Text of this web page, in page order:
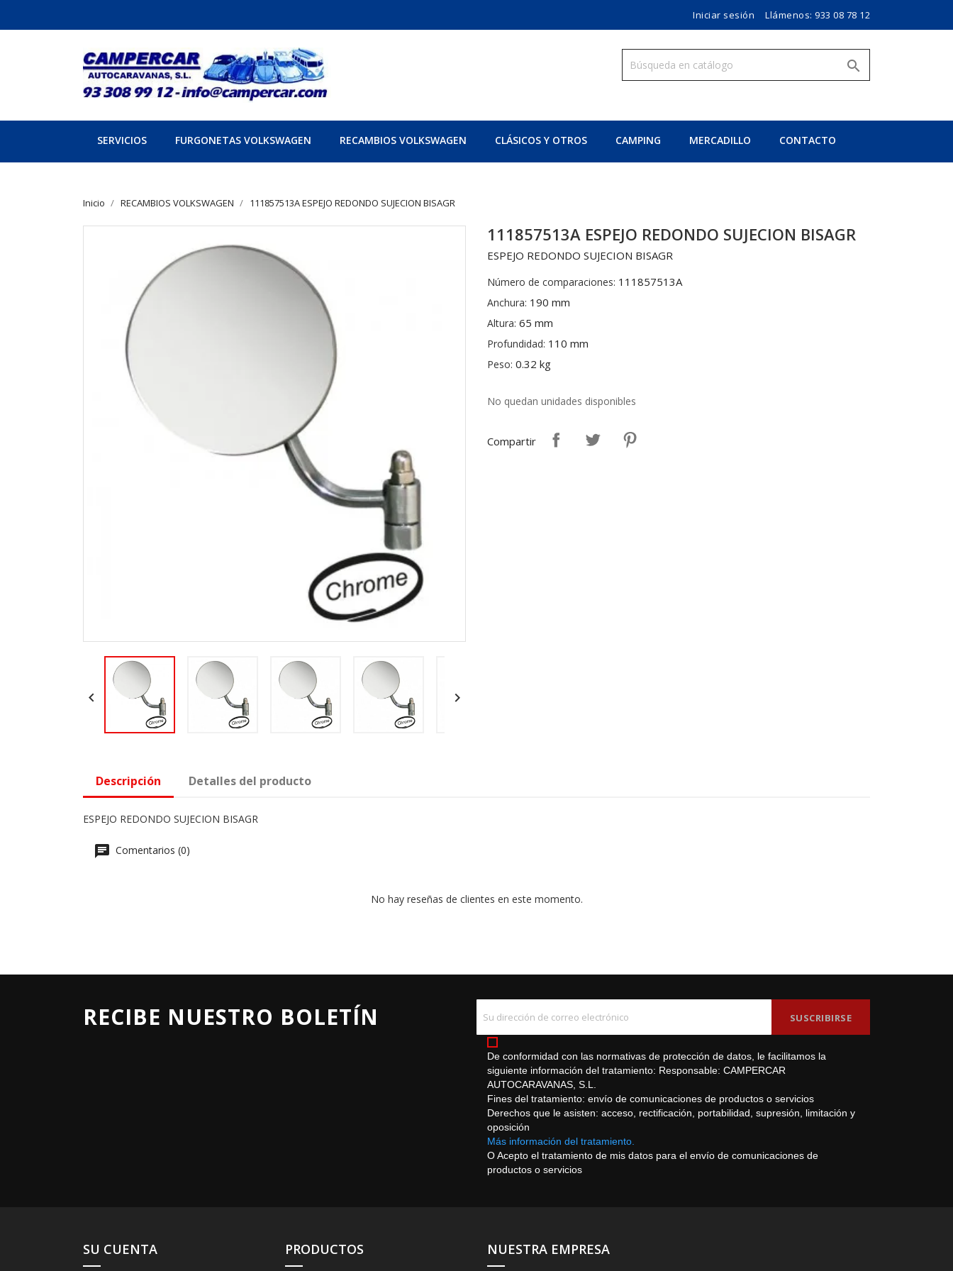
Iniciar sesión Llámenos: 933 08 78 12

SERVICIOS FURGONETAS VOLKSWAGEN RECAMBIOS VOLKSWAGEN CLÁSICOS Y OTROS CAMPING MERCADILLO CONTACTO
Inicio RECAMBIOS VOLKSWAGEN 111857513A ESPEJO REDONDO SUJECION BISAGR
 
111857513A ESPEJO REDONDO SUJECION BISAGR
ESPEJO REDONDO SUJECION BISAGR
Número de comparaciones: 111857513A
Anchura: 190 mm
Altura: 65 mm
Profundidad: 110 mm
Peso: 0.32 kg
No quedan unidades disponibles
Compartir
Descripción Detalles del producto
ESPEJO REDONDO SUJECION BISAGR
Comentarios (0)
No hay reseñas de clientes en este momento.
RECIBE NUESTRO BOLETÍN
De conformidad con las normativas de protección de datos, le facilitamos la
siguiente información del tratamiento: Responsable: CAMPERCAR
AUTOCARAVANAS, S.L.
Fines del tratamiento: envío de comunicaciones de productos o servicios
Derechos que le asisten: acceso, rectificación, portabilidad, supresión, limitación y
oposición
Más información del tratamiento.
O Acepto el tratamiento de mis datos para el envío de comunicaciones de
productos o servicios
SU CUENTA PRODUCTOS NUESTRA EMPRESA